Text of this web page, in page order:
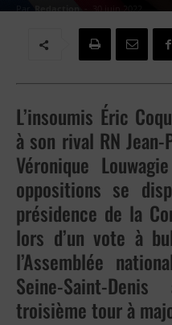
Par Redaction - 30 juin 2022
L’insoumis Éric
à son rival RN
Véronique
oppositions se
présidence de la
lors d’un vote à
l’Assemblée
Seine-Saint-
troisième tour à